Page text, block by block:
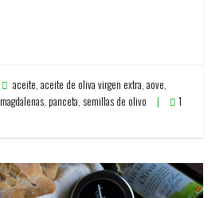
aceite, aceite de oliva virgen extra, aove,
magdalenas, panceta, semillas de olivo
1